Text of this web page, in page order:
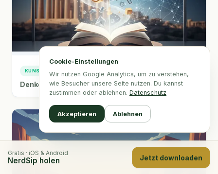
Gratis · iOS & Android
NerdSip holen Jetzt downloaden
Cookie-Einstellungen
Wir nutzen Google Analytics, um zu verstehen,
wie Besucher unsere Seite nutzen. Du kannst
zustimmen oder ablehnen. Datenschutz
Akzeptieren Ablehnen
KUNST & KULTUR
Denken lernen, besser leben